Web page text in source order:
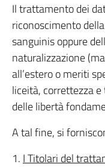
Il trattamento dei
riconoscimento
sanguinis oppure
naturalizzazione
all’estero o meriti
liceità, correttezza
delle libertà
A tal fine, si
1. I Titolari del